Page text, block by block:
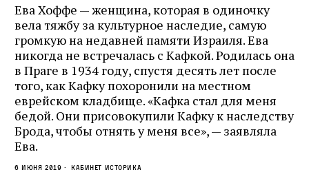
Ева Хоффе — женщина, которая в одиночку
вела тяжбу за культурное наследие, самую
громкую на недавней памяти Израиля. Ева
никогда не встречалась с Кафкой. Родилась она
в Праге в 1934 году, спустя десять лет после
того, как Кафку похоронили на местном
еврейском кладбище. «Кафка стал для меня
бедой. Они присовокупили Кафку к наследству
Брода, чтобы отнять у меня все», — заявляла
Ева.
6 июня 2019 кабинет историка